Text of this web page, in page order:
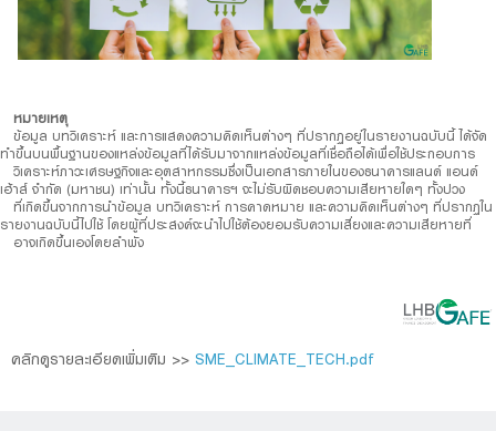
หมายเหตุ
ข้อมูล บทวิเคราะห์ และการแสดงความคิดเห็นต่างๆ ที่ปรากฏอยู่ในรายงานฉบับนี้ ได้จัด
ทำขึ้นบนพื้นฐานของแหล่งข้อมูลที่ได้รับมาจากแหล่งข้อมูลที่เชื่อถือได้เพื่อใช้ประกอบการ
วิเคราะห์ภาวะเศรษฐกิจและอุตสาหกรรมซึ่งเป็นเอกสารภายในของธนาคารแลนด์ แอนด์
เฮ้าส์ จำกัด (มหาชน) เท่านั้น ทั้งนี้ธนาคารฯ จะไม่รับผิดชอบความเสียหายใดๆ ทั้งปวง
ที่เกิดขึ้นจากการนำข้อมูล บทวิเคราะห์ การคาดหมาย และความคิดเห็นต่างๆ ที่ปรากฏใน
รายงานฉบับนี้ไปใช้ โดยผู้ที่ประสงค์จะนำไปใช้ต้องยอมรับความเสี่ยงและความเสียหายที่
อาจเกิดขึ้นเองโดยลำพัง
คลิกดูรายละเอียดเพิ่มเติม >> SME_ CLIMATE_TECH.pdf